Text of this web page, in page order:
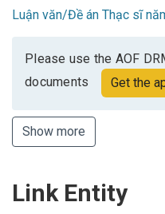
Luận văn/Đề án Thạc sĩ
Please use the AOF
documents
Get the
Show more
Link Entity